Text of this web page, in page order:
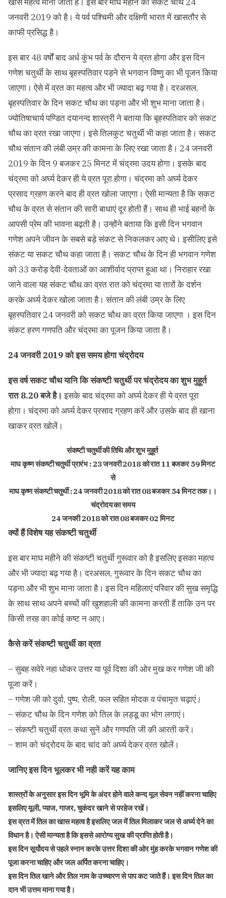
खास महत्व माना जाता है। इस बार माघ महीने की सकट चौथ 24
जनवरी 2019 को है। ये पर्व पश्चिमी और दक्षिणी भारत में खासतौर से
काफी प्रसिद्ध है।
इस बार 48 वर्षों बाद अर्ध कुंभ पर्व के दौरान ये व्रत होगा और इस दिन
गणेश चतुर्थी के साथ बृहस्पतिवार पड़ने से भगवान विष्णु का भी पूजन किया
जाएगा। ऐसे में व्रत का महत्व और भी ज्यादा बढ़ गया है। दरअसल,
बृहस्पतिवार के दिन सकट चौथ का पड़ना और भी शुभ माना जाता है।
ज्योतिषाचार्य पण्डित दयानन्द शास्त्री ने बताया कि बृहस्पतिवार को सकट
चौथ का व्रत रखा जाएगा। इसे तिलकुट चतुर्थी भी कहा जाता है। सकट
चौथ संतान की लंबी उम्र की कामना के लिए रखा जाता है। 24 जनवरी
2019 के दिन 9 बजकर 25 मिनट में चंद्रमा उदय होगा। इसके बाद
चंद्रमा को अर्घ्य देकर ही ये व्रत पूरा होगा। चंद्रमा को अर्घ्य देकर
प्रसाद ग्रहण करने बाद ही व्रत खोला जाएगा। ऐसी मान्यता है कि सकट
चौथ के व्रत से संतान की सारी बाधाएं दूर होती हैं। साथ ही भाई बहनों के
आपसी प्रेम की भावना बढ़ती है। उन्होंने बताया कि इसी दिन भगवान
गणेश अपने जीवन के सबसे बड़े संकट से निकलकर आए थे। इसीलिए इसे
संकट या सकट चौथ कहा जाता है। सकट चौथ के दिन ही भगवान गणेश
को 33 करोड़ देवी-देवताओं का आशीर्वाद प्राप्त हुआ था। निराहार रखा
जाने वाला यह संकट चौथ का व्रत रात को चंद्रमा या तारों के दर्शन
करके अर्ध्य देकर खोला जाता है। संतान की लंबी उम्र के लिए
बृहस्पतिवार 24 जनवरी को सकट चौथ का व्रत किया जाएगा । इस दिन
संकट हरण गणपति और चंद्रमा का पूजन किया जाता है।
24 जनवरी 2019 को इस समय होगा चंद्रोदय
इस वर्ष सकट चौथ यानि कि संकष्टी चतुर्थी पर चंद्रोदय का शुभ मुहूर्त
रात 8.20 बजे है। इसके बाद चंद्रमा को अर्घ्य देकर ही ये व्रत पूरा
होगा। चंद्रमा को अर्घ्य देकर प्रसाद ग्रहण करें और उसके बाद ही खाना
खाकर व्रत खोलें।
संकष्‍टी चतुर्थी की तिथि और शुभ मुहूर्त
माघ कृष्‍ण संकष्‍टी चतुर्थी प्रारंभ : 23 जनवरी 2018 को रात 11 बजकर 59 मिनट
से
माघ कृष्‍ण संकष्‍टी चतुर्थी : 24 जनवरी 2018 को रात 08 बजकर 54 मिनट तक।।
चंद्रोदय का समय
24 जनवरी 2018 को रात 08 बजकर 02 मिनट
क्यों हैं विशेष यह संकष्टी चतुर्थी
इस बार माघ महीने की संकष्टी चतुर्थी गुरूवार को है इसलिए इसका महत्व
और भी ज्यादा बढ़ गया है। दरअसल, गुरूवार के दिन सकट चौथ का
पड़ना और भी शुभ माना जाता है। इस दिन महिलाएं परिवार की सुख समृद्धि
के साथ साथ अपने बच्चों की खुशहाली की कामना करती हैं ताकि उन पर
किसी तरह का कोई कष्ट न आए।
कैसे करें संकष्टी चतुर्थी का व्रत
– सुबह सवेरे नहा धोकर उत्तर या पूर्व दिशा की ओर मुख कर गणेश जी की
पूजा करें।
– गणेश जी को दुर्वा, पुष्प, रोली, फल सहित मोदक व पंचामृत चढ़ाएं।
– संकट चौथ के दिन गणेश को तिल के लड्डू का भोग लगाएं।
– संकष्टी चतुर्थी व्रत कथा सुनें और गणपति जी की आरती करें।
– शाम को चंद्रोदय के बाद चांद को अर्घ्य देकर व्रत खोलें।
जानिए इस दिन भूलकर भी नही करें यह काम
शास्त्रों के अनुसार इस दिन भूमि के अंदर होने वाले कन्द मूल सेवन नहीं करना चाहिए
इसलिए मूली, प्याज, गाजर, चुकंदर खाने से परहेज रखें।
इस व्रत में तिल का खास महत्व है इसलिए जल में तिल मिलाकर जल से अर्घ्य देने का
विधान है। ऐसी मान्यता है कि इससे आरोग्य सुख की प्राप्ति होती है।
इस दिन सूर्योदय से पहले स्नान करके उत्तर दिशा की ओर मुंह करके भगवान गणेश की
पूजा करना चाहिए और जल अर्पित करना चाहिए।
इस दिन तिल खाने और तिल नाम के उच्चारण से पाप कट जाते हैं। इस दिन तिल का
दान भी उत्तम माना गया है।